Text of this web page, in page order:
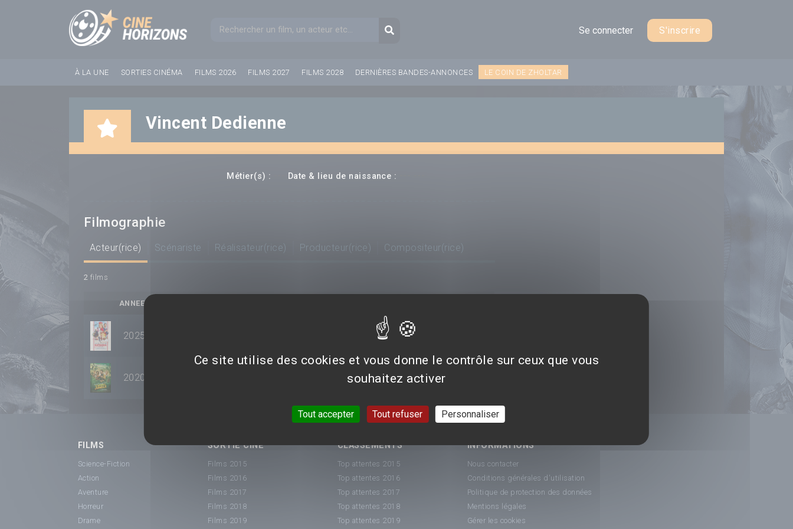
Formulaire de rechercheRecherche
Se connecter S'inscrire
À LA UNE SORTIES CINÉMA FILMS 2026 FILMS 2027 FILMS 2028 DERNIÈRES BANDES-ANNONCES LE COIN DE ZHOLTAR
Vincent Dedienne
Métier(s) : Date & lieu de naissance :
Filmographie
Acteur(rice) Scénariste Réalisateur(rice) Producteur(rice) Compositeur(rice)
2 films
ANNEE
2025
2020
FILMS
Science-Fiction
Action
Aventure
Horreur
Drame
SORTIE CINÉ
Films 2015
Films 2016
Films 2017
Films 2018
Films 2019
CLASSEMENTS
Top attentes 2015
Top attentes 2016
Top attentes 2017
Top attentes 2018
Top attentes 2019
INFORMATIONS
Nous contacter
Conditions générales d'utilisation
Politique de protection des données
Mentions légales
Gérer les cookies
Panneau de gestion des cookies
Ce site utilise des cookies et vous donne le contrôle sur ceux que vous
souhaitez activer
Tout accepter Tout refuser Personnaliser